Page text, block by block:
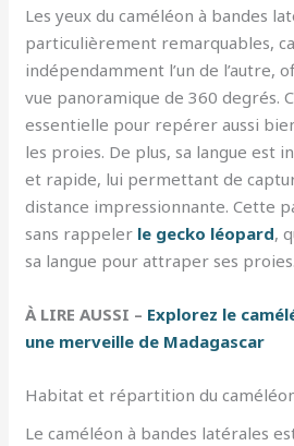
Les yeux du caméléon à bandes
particulièrement remarquables,
indépendamment l’un de l’autre,
vue panoramique de 360 degrés.
essentielle pour repérer aussi
les proies. De plus, sa langue est
et rapide, lui permettant de
distance impressionnante. Cette
sans rappeler le gecko léopard,
sa langue pour attraper ses proies.
À LIRE AUSSI – Explorez le
une merveille de Madagascar
Habitat et répartition du
Le caméléon à bandes latérales